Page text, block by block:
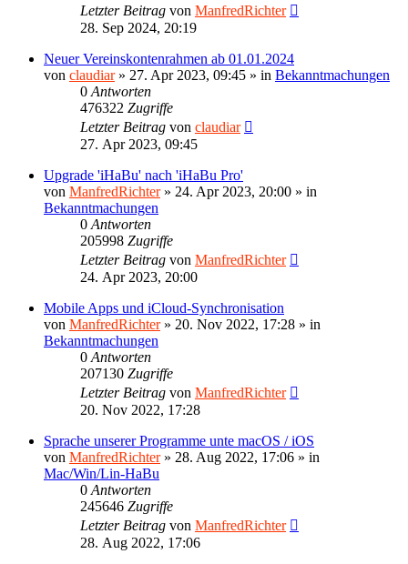
Letzter Beitrag von ManfredRichter
28. Sep 2024, 20:19
Neuer Vereinskontenrahmen ab 01.01.2024
von claudiar» 27. Apr 2023, 09:45 » in Bekanntmachungen
0 Antworten
476322 Zugriffe
Letzter Beitrag von claudiar
27. Apr 2023, 09:45
Upgrade 'iHaBu' nach 'iHaBu Pro'
von ManfredRichter» 24. Apr 2023, 20:00 » in
Bekanntmachungen
0 Antworten
205998 Zugriffe
Letzter Beitrag von ManfredRichter
24. Apr 2023, 20:00
Mobile Apps und iCloud-Synchronisation
von ManfredRichter» 20. Nov 2022, 17:28 » in
Bekanntmachungen
0 Antworten
207130 Zugriffe
Letzter Beitrag von ManfredRichter
20. Nov 2022, 17:28
Sprache unserer Programme unte macOS / iOS
von ManfredRichter» 28. Aug 2022, 17:06 » in
Mac/Win/Lin-HaBu
0 Antworten
245646 Zugriffe
Letzter Beitrag von ManfredRichter
28. Aug 2022, 17:06